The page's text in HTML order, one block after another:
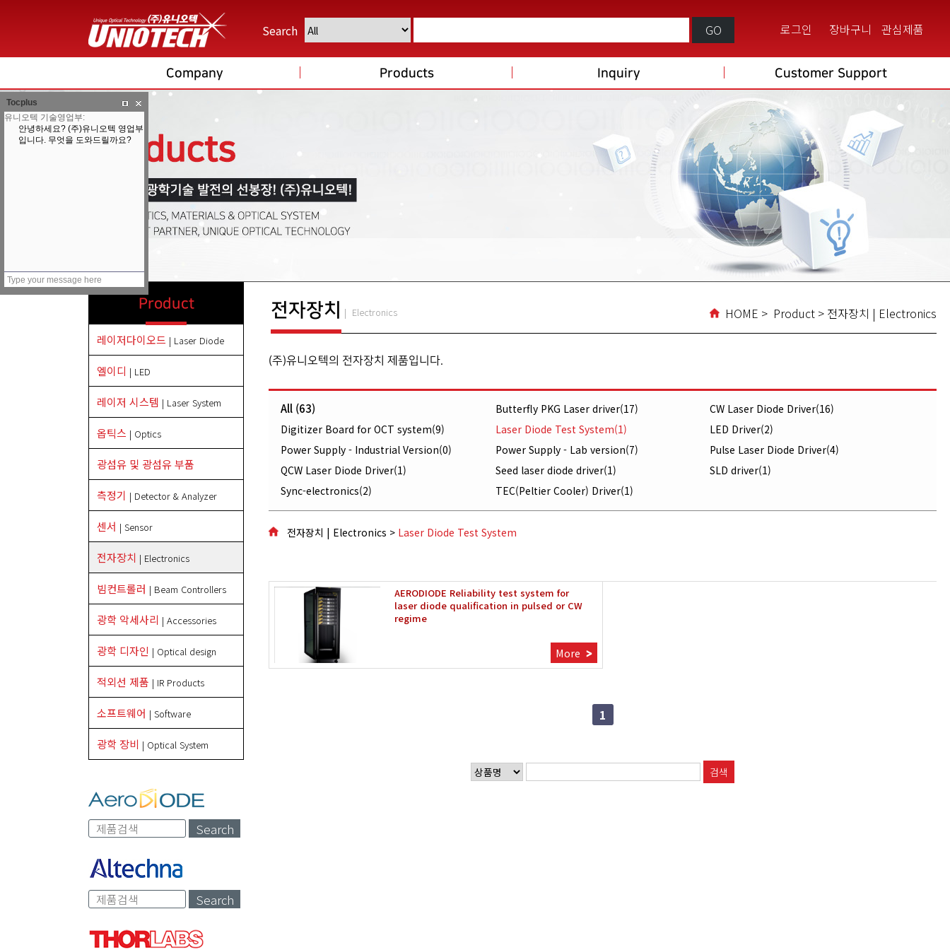
Search GO 로그인 장바구니 관심제품
Company Products Inquiry Customer Support
Product
레이저다이오드 | Laser Diode
엘이디 | LED
레이저 시스템 | Laser System
옵틱스 | Optics
광섬유 및 광섬유 부품
측정기 | Detector & Analyzer
센서 | Sensor
전자장치 | Electronics
빔컨트롤러 | Beam Controllers
광학 악세사리 | Accessories
광학 디자인 | Optical design
적외선 제품 | IR Products
소프트웨어 | Software
광학 장비 | Optical System
Search
Search
전자장치 | Electronics HOME > Product > 전자장치 | Electronics
(주)유니오텍의 전자장치 제품입니다.
All (63) Butterfly PKG Laser driver(17)
CW Laser Diode Driver(16)
Digitizer Board for OCT system(9)
Laser Diode Test System(1)
LED Driver(2)
Power Supply - Industrial Version(0)
Power Supply - Lab version(7)
Pulse Laser Diode Driver(4)
QCW Laser Diode Driver(1)
Seed laser diode driver(1)
SLD driver(1)
Sync-electronics(2)
TEC(Peltier Cooler) Driver(1)
전자장치 | Electronics > Laser Diode Test System
AERODIODE Reliability test system for
laser diode qualification in pulsed or CW
regime
More
1
Tocplus